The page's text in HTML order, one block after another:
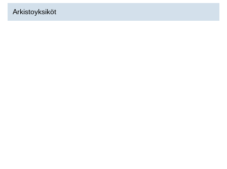
Arkistoyksiköt